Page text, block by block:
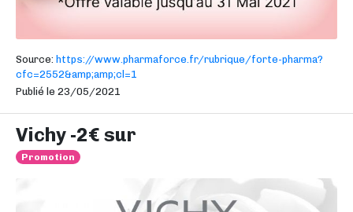
Source: https://www.pharmaforce.fr/rubrique/forte-pharma?
cfc=2552&amp;amp;cl=1
Publié le 23/05/2021
Vichy -2€ sur
Promotion